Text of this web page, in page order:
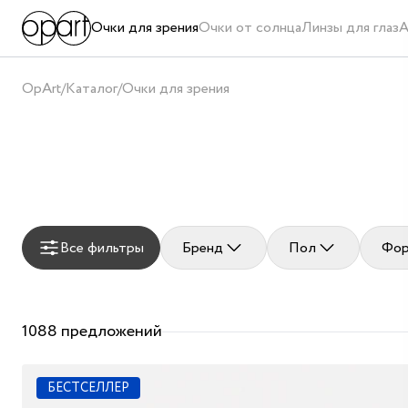
Очки для зренияОчки от солнцаЛинзы для глаз
OpArt/Каталог/Очки для зрения
Все фильтры Бренд Пол
1088 предложений
БЕСТСЕЛЛЕР